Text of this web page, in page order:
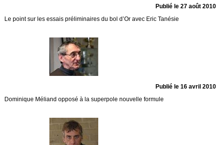
Publié le 27 août 2010
Le point sur les essais préliminaires du bol d’Or avec Eric Tanésie
Publié le 16 avril 2010
Dominique Méliand opposé à la superpole nouvelle formule